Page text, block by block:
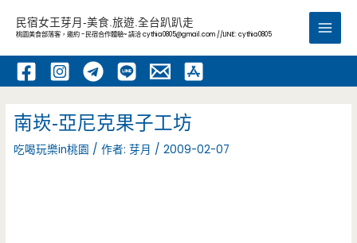
內
民宿女王芽月-美食.旅遊.全台趴趴走
桃園美食部落客，邀約 -民宿合作體驗~ 請洽cythia0805@gmail.com //LINE: cythia0805
Main
南崁-亞尼克果子工坊
吃喝玩樂in桃園 / 作者:芽月 /2009-02-07